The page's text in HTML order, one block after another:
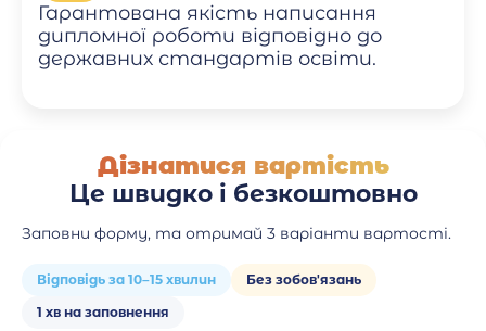
Гарантована якість написання
дипломної роботи відповідно до
державних стандартів освіти.
Дізнатися вартість
Це швидко і безкоштовно
Заповни форму, та отримай 3 варіанти вартості.
Відповідь за 10–15 хвилин
Без зобов'язань
1 хв на заповнення